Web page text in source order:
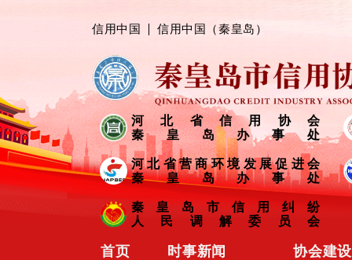
信用中国 信用中国（秦皇岛）
河北省信用协会
秦皇岛办事处
河北省营商环境发展促进会
秦皇岛办事处
秦皇岛市信用纠纷
人民调解委员会
首页
时事新闻
协会建设